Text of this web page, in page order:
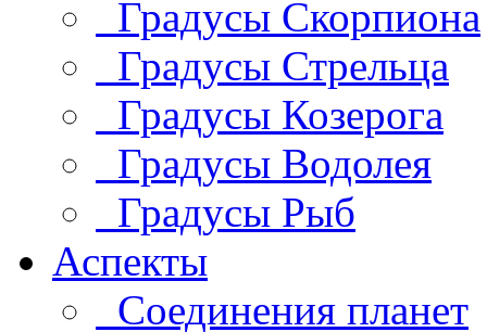
Градусы Скорпиона
Градусы Стрельца
Градусы Козерога
Градусы Водолея
Градусы Рыб
Аспекты
Соединения планет